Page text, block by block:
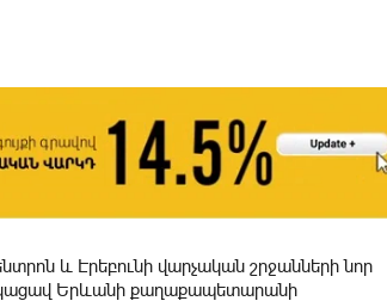
և Էրեբունի վարչական շրջանների նոր
Երևանի քաղաքապետարանի